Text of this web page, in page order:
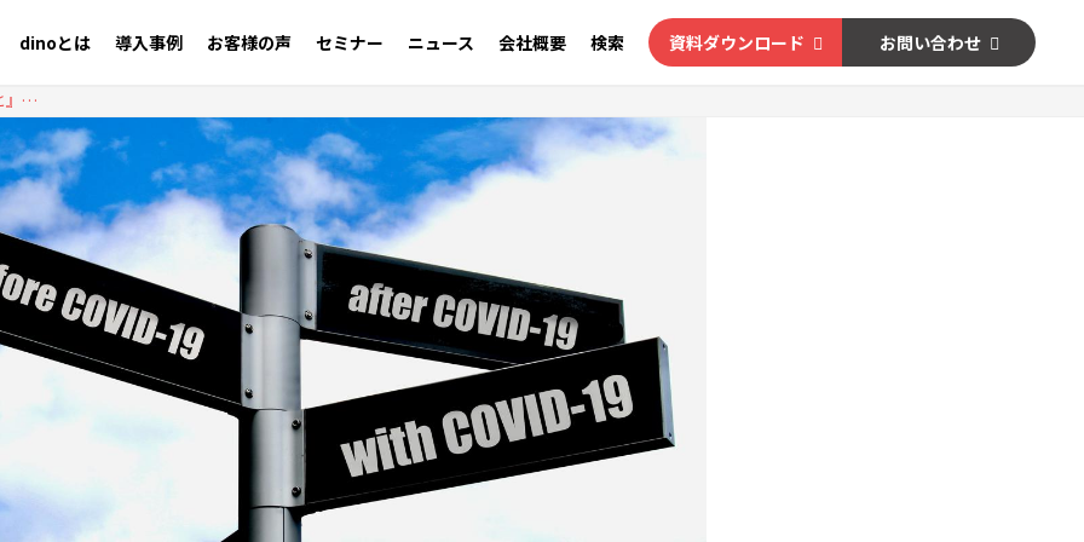
dinoとは 導入事例 お客様の声 セミナー ニュース 会社概要 検索 資料ダウンロード お問い合わせ
『コロナ禍を乗り越えるために、いま媒体社に必要なこと』Workshop Report Vol.35 2020.06.18